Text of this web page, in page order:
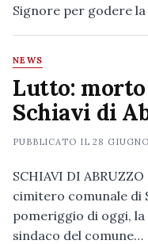
Signore per godere
NEWS
Lutto: morto
Schiavi di
PUBBLICATO IL28
SCHIAVI DI
cimitero comunale di
pomeriggio di oggi, la
sindaco del comune…